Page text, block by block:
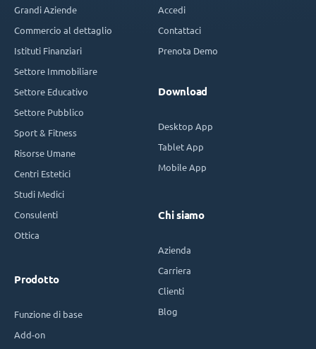
Grandi Aziende
Commercio al dettaglio
Istituti Finanziari
Settore Immobiliare
Settore Educativo
Settore Pubblico
Sport & Fitness
Risorse Umane
Centri Estetici
Studi Medici
Consulenti
Ottica
Prodotto
Funzione di base
Add-on
Accedi
Contattaci
Prenota Demo
Download
Desktop App
Tablet App
Mobile App
Chi siamo
Azienda
Carriera
Clienti
Blog